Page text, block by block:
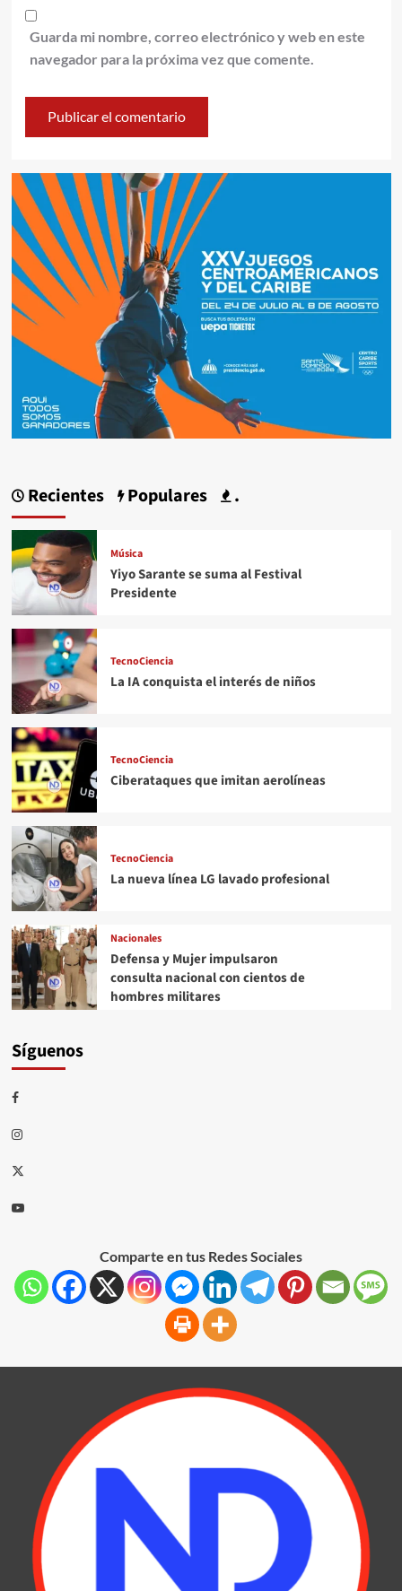
Guarda mi nombre, correo electrónico y web en este
navegador para la próxima vez que comente.
Recientes Populares .
Música
Yiyo Sarante se suma al Festival
Presidente
TecnoCiencia
La IA conquista el interés de niños
TecnoCiencia
Ciberataques que imitan aerolíneas
TecnoCiencia
La nueva línea LG lavado profesional
Nacionales
Defensa y Mujer impulsaron
consulta nacional con cientos de
hombres militares
Síguenos
Comparte en tus Redes Sociales